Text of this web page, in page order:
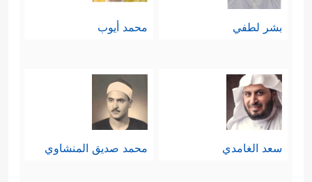
بشر لطفي محمد أيوب
سعد الغامدي محمد صديق المنشاوي